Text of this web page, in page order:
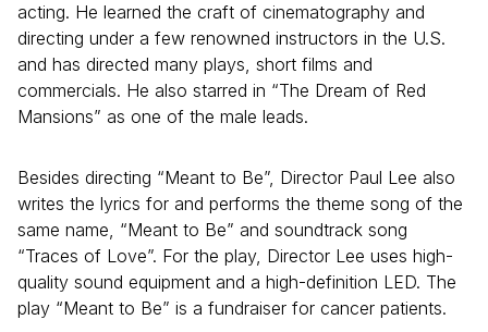
acting. He learned the craft of cinematography and
directing under a few renowned instructors in the U.S.
and has directed many plays, short films and
commercials. He also starred in “The Dream of Red
Mansions” as one of the male leads.
Besides directing “Meant to Be”, Director Paul Lee also
writes the lyrics for and performs the theme song of the
same name, “Meant to Be” and soundtrack song
“Traces of Love”. For the play, Director Lee uses high-
quality sound equipment and a high-definition LED. The
play “Meant to Be” is a fundraiser for cancer patients.